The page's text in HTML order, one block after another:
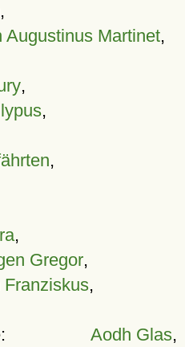
,
Martinet,
,
,
,
,
Gregor,
,
Aodh Glas,